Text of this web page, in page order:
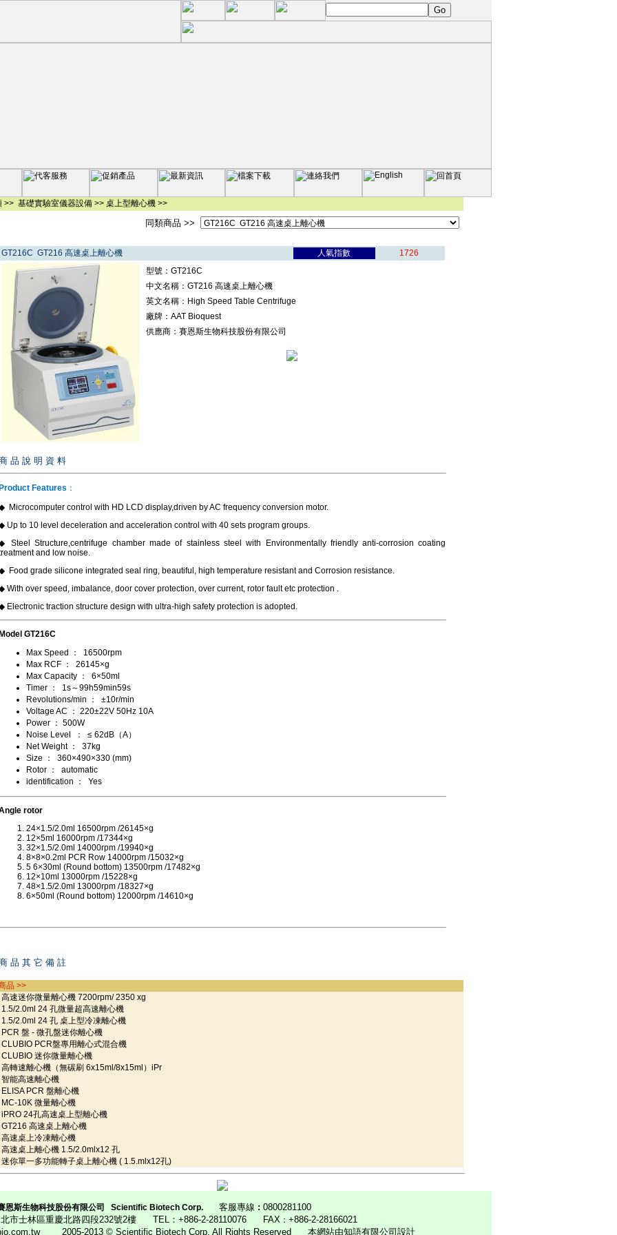
>> 基礎實驗室儀器設備>> 桌上型離心機>>
同類商品 >>
GT216C GT216 高速桌上離心機 人氣指數
1726
型號：GT216C
中文名稱：GT216 高速桌上離心機
英文名稱：High Speed Table Centrifuge
廠牌：AAT Bioquest
供應商：賽恩斯生物科技股份有限公司
品 說 明 資 料
Features ：
Microcomputer control with HD LCD display,driven by AC frequency conversion motor.
Up to 10 level deceleration and acceleration control with 40 sets program groups.
Steel Structure,centrifuge chamber made of stainless steel with Environmentally friendly anti-corrosion coating
and low noise.
Food grade silicone integrated seal ring, beautiful, high temperature resistant and Corrosion resistance.
With over speed, imbalance, door cover protection, over current, rotor fault etc protection .
Electronic traction structure design with ultra-high safety protection is adopted.
GT216C
Max Speed ： 16500rpm
Max RCF ： 26145×g
Max Capacity ： 6×50ml
Timer ： 1s～99h59min59s
Revolutions/min ： ±10r/min
Voltage AC ： 220±22V 50Hz 10A
Power ： 500W
Noise Level ： ≤ 62dB（A）
Net Weight ： 37kg
Size ： 360×490×330 (mm)
Rotor ： automatic
identification ： Yes
rotor
24×1.5/2.0ml 16500rpm /26145×g
12×5ml 16000rpm /17344×g
32×1.5/2.0ml 14000rpm /19940×g
8×8×0.2ml PCR Row 14000rpm /15032×g
5 6×30ml (Round bottom) 13500rpm /17482×g
12×10ml 13000rpm /15228×g
48×1.5/2.0ml 13000rpm /18327×g
6×50ml (Round bottom) 12000rpm /14610×g
品 其 它 備 註
品 >>
迷你微量離心機 7200rpm/ 2350 xg
2.0ml 24 孔微量超高速離心機
2.0ml 24 孔 桌上型冷凍離心機
盤 - 微孔盤迷你離心機
PCR盤專用離心式混合機
迷你微量離心機
速離心機（無碳刷 6x15ml/8x15ml）iPr
高速離心機
PCR 盤離心機
10K 微量離心機
24孔高速桌上型離心機
高速桌上離心機
桌上冷凍離心機
桌上離心機 1.5/2.0mlx12 孔
單一多功能轉子桌上離心機 ( 1.5.mlx12孔)
恩斯生物科技股份有限公司 Scientific Biotech Corp. 客服專線 : 0800281100
北市士林區重慶北路四段232號2樓 TEL： +886-2-28110076 FAX： +886-2-28166021
2005-2013 © Scientific Biotech Corp. All Rights Reserved 本網站由知語有限公司設計